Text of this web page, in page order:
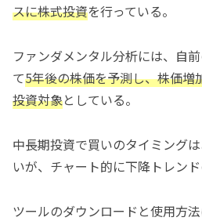
スに株式投資を行っている。
ファンダメンタル分析には、自
て5年後の株価を予測し、株価増
投資対象としている。
中長期投資で買いのタイミング
いが、チャート的に下降トレン
ツールのダウンロードと使用方法